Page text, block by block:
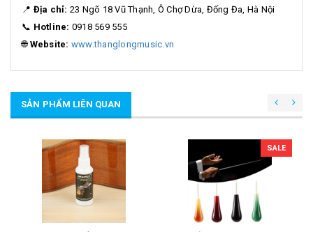
📍 Địa chỉ: 23 Ngõ 18 Vũ Thạnh, Ô Chợ Dừa, Đống Đa, Hà Nội
📞 Hotline: 0918 569 555
🌐 Website: www.thanglongmusic.vn
SẢN PHẨM LIÊN QUAN
SALE